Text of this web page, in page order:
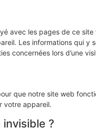
avec les pages de ce
Les informations qui y
concernées lors d’une
que notre site web
votre appareil.
invisible ?